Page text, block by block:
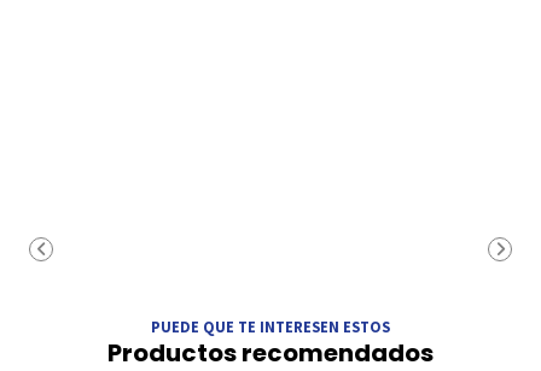
PUEDE QUE TE INTERESEN ESTOS
Productos recomendados